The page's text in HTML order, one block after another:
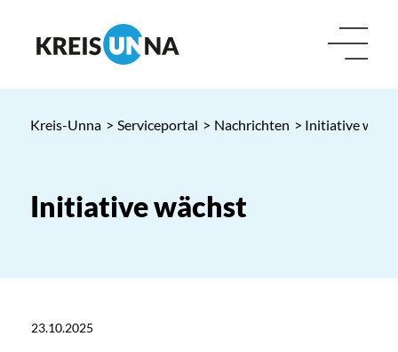
Kreis-Unna > Serviceportal > Nachrichten > Initiative
Initiative wächst
23.10.2025